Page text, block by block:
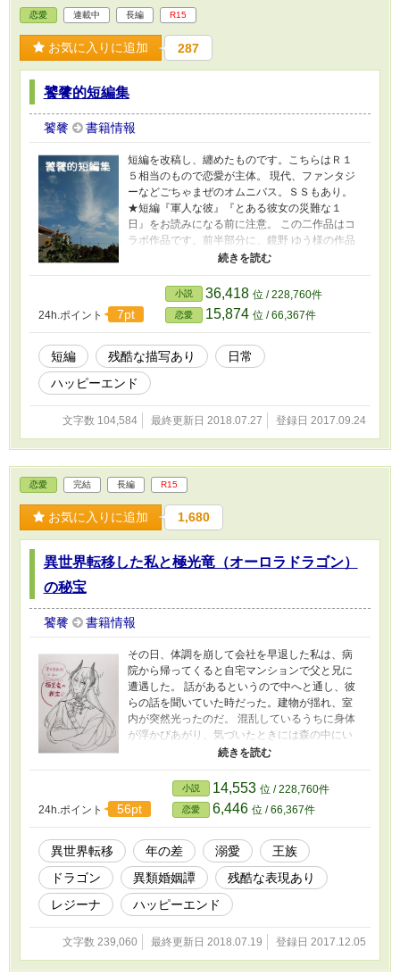
恋愛 連載中 長編 R15
お気に入りに追加 287
饕餮的短編集
饕餮 書籍情報
短編を改稿し、纏めたものです。こちらはＲ１
５相当のもので恋愛が主体。 現代、ファンタジ
ーなどごちゃまぜのオムニバス。ＳＳもあり。
★短編『軍人な彼』『とある彼女の災難な１
日』をお読みになる前に注意。 この二作品はコ
ラボ作品です。前半部分に、鏡野 ゆう様の作品
『 boy meets girl 』『 boy meets girl 2 － 粉モン
彼氏 － 』の主人公二人の父親と、『 boy meets
girl 2 － 粉モン彼氏 －』主人公本人が出て来ま
す。もちろん、鏡野ゆう様には了承を得ていま
す。 『 boy meets girl 2 － 粉モン彼氏 － 』で、
作者の『軍人な彼』の夫婦を含めた人達が何故
日本の基地に行く事になったのか、その裏事情
が前半部分でわかります（笑） 会話 《 》→ 戦
闘機からの通信 『 』→ 日本語 「 」→ 英語 とな
24h.ポイント 7pt
小説 36,418 位 / 228,760件
恋愛 15,874 位 / 66,367件
短編 残酷な描写あり
日常
ハッピーエンド
文字数 104,584 最終更新日 2018.07.27 登録日 2017.09.24
恋愛 完結 長編 R15
お気に入りに追加 1,680
異世界転移した私と極光竜（オーロラドラゴン）
の秘宝
饕餮 書籍情報
その日、体調を崩して会社を早退した私は、病
院から帰ってくると自宅マンションで父と兄に
遭遇した。 話があるというので中へと通し、彼
らの話を聞いていた時だった。建物が揺れ、室
内が突然光ったのだ。 混乱しているうちに身体
が浮かびあがり、気づいたときには森の中にい
て……。 そこで出会った人たちに保護されたけ
私の髪にくっつくとなぜかそれが溶けて髪の色
が変わっちゃったからさあ大変！ どうなっちゃ
うの？！ 異世界トリップしたヒロインと彼女を
拾ったヒーローの恋愛と、彼女の父と兄との家
族再生のお話。 ★掲載しているファンアートは
黒杉くろん様からいただいたもので、くろんさ
んの許可を得て掲載しています。 ★サブタイト
ルの後ろに★がついているものは、いただいた
ファンアートをページの最後に載せています。
★カクヨム、ツギクルにも掲載しています。
24h.ポイント 56pt
小説 14,553 位 / 228,760件
恋愛 6,446 位 / 66,367件
異世界転移 年の差 溺愛
王族
ドラゴン
異類婚姻譚
残酷な表現あり
レジーナ
ハッピーエンド
文字数 239,060 最終更新日 2018.07.19 登録日 2017.12.05